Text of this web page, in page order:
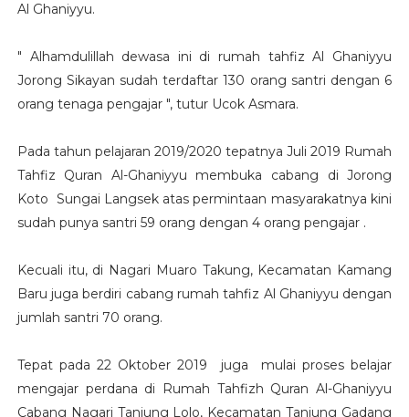
Al Ghaniyyu.
" Alhamdulillah dewasa ini di rumah tahfiz Al Ghaniyyu
Jorong Sikayan sudah terdaftar 130 orang santri dengan 6
orang tenaga pengajar ", tutur Ucok Asmara.
Pada tahun pelajaran 2019/2020 tepatnya Juli 2019 Rumah
Tahfiz Quran Al-Ghaniyyu membuka cabang di Jorong
Koto Sungai Langsek atas permintaan masyarakatnya kini
sudah punya santri 59 orang dengan 4 orang pengajar .
Kecuali itu, di Nagari Muaro Takung, Kecamatan Kamang
Baru juga berdiri cabang rumah tahfiz Al Ghaniyyu dengan
jumlah santri 70 orang.
Tepat pada 22 Oktober 2019 juga mulai proses belajar
mengajar perdana di Rumah Tahfizh Quran Al-Ghaniyyu
Cabang Nagari Tanjung Lolo, Kecamatan Tanjung Gadang